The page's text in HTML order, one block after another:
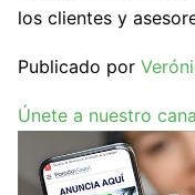
los clientes y
Publicado por
Únete a nuestro